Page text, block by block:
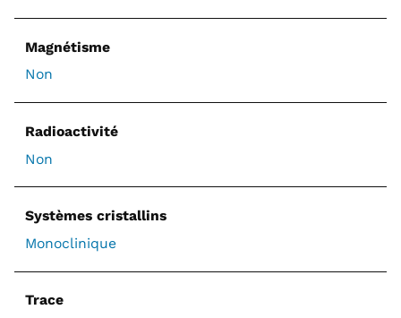
Magnétisme
Non
Radioactivité
Non
Systèmes cristallins
Monoclinique
Trace